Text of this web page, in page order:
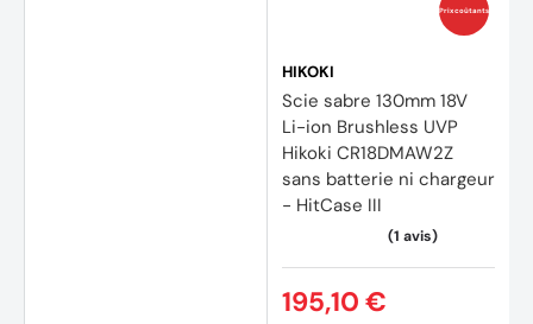
Prix coûtants
HIKOKI
Scie sabre 130mm 18V
Li-ion Brushless UVP
Hikoki CR18DMAW2Z
sans batterie ni chargeur
- HitCase III
195,10 €